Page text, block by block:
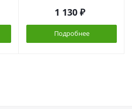
1 130 ₽
Подробнее